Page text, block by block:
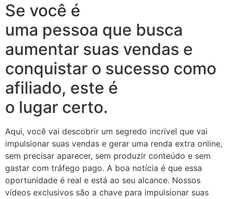
Se você é
uma pessoa que busca
aumentar suas vendas e
conquistar o sucesso como
afiliado, este é
o lugar certo.
Aqui, você vai descobrir um segredo incrível que vai
impulsionar suas vendas e gerar uma renda extra online,
sem precisar aparecer, sem produzir conteúdo e sem
gastar com tráfego pago. A boa notícia é que essa
oportunidade é real e está ao seu alcance. Nossos
vídeos exclusivos são a chave para impulsionar suas